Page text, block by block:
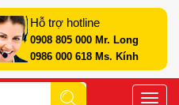
Hỗ trợ hotline
0908 805 000 Mr. Long
0986 000 618 Ms. Kính
Toggle